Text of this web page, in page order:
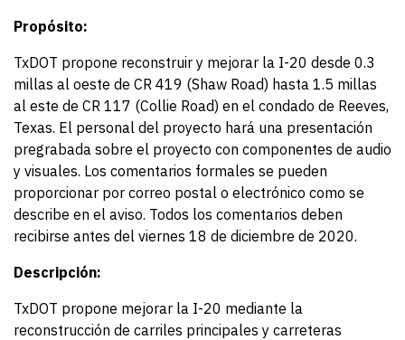
Propósito:
TxDOT propone reconstruir y mejorar la I-20 desde 0.3
millas al oeste de CR 419 (Shaw Road) hasta 1.5 millas
al este de CR 117 (Collie Road) en el condado de Reeves,
Texas. El personal del proyecto hará una presentación
pregrabada sobre el proyecto con componentes de audio
y visuales. Los comentarios formales se pueden
proporcionar por correo postal o electrónico como se
describe en el aviso. Todos los comentarios deben
recibirse antes del viernes 18 de diciembre de 2020.
Descripción:
TxDOT propone mejorar la I-20 mediante la
reconstrucción de carriles principales y carreteras